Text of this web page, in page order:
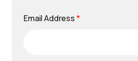
Email Address *